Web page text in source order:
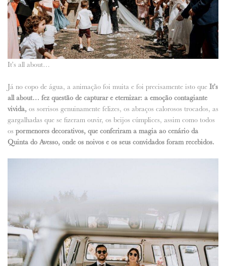
It’s all about…
Já no copo de água, a animação foi muita e foi precisamente isto que It’s
all about… fez questão de capturar e eternizar: a emoção contagiante
vivida, os sorrisos genuinamente felizes, os abraços calorosos trocados, as
gargalhadas que se fizeram ouvir, os beijos cúmplices, assim como todos
os pormenores decorativos, que conferiram a magia ao cenário da
Quinta do Avesso, onde os noivos e os seus convidados foram recebidos.